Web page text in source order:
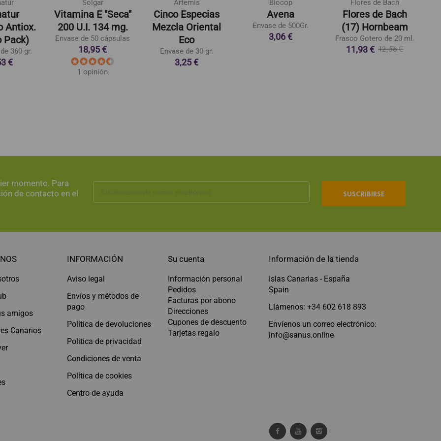
Antiox.
Pack)
360 gr.
€
Solgar
Vitamina E "Seca"
200 U.I. 134 mg.
Envase de 50 cápsulas
18,95 €
1 opinión
Artemis
Cinco Especias
Mezcla Oriental
Eco
Envase de 30 gr.
3,25 €
Biocop
Avena
Envase de 500Gr.
3,06 €
Flores de Bach
Flores de Bach
(17) Hornbeam
Frasco Gotero de 20 ml.
11,93 € 12,56 €
momento. Para
de contacto en el
SUSCRIBIRSE
amigos
Canarios
INFORMACIÓN
Aviso legal
Envíos y métodos de
pago
Política de devoluciones
Politica de privacidad
Condiciones de venta
Política de cookies
Centro de ayuda
Su cuenta
Información personal
Pedidos
Facturas por abono
Direcciones
Cupones de descuento
Tarjetas regalo
Información de la tienda
Islas Canarias - España
Spain
Llámenos: +34 602 618 893
Envíenos un correo electrónico:
info@sanus.online